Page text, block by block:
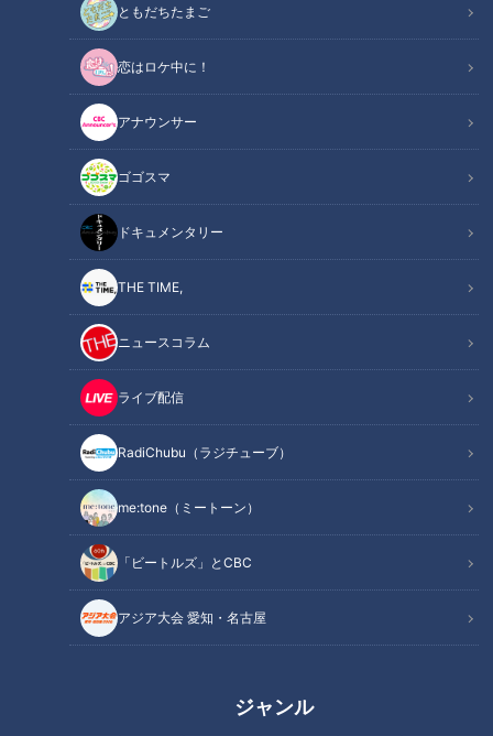
ともだちたまご
恋はロケ中に！
アナウンサー
ゴゴスマ
ドキュメンタリー
THE TIME,
ニュースコラム
ライブ配信
RadiChubu（ラジチューブ）
me:tone（ミートーン）
「ビートルズ」とCBC
アジア大会 愛知・名古屋
ジャンル
身近な健康問題とその改善法を、様々なテーマで紹介する番組
『健康カプセル！ゲンキの時間』。
メインMCに石丸幹二さん、サブMCは坂下千里子さんです。
ドクターは、レイクタウン整形外科病院 SOLIFAS足の外科セ
ンター センター長
医学博士 栃木祐樹先生です。
関連リンク
【動画】長時間のデスクワークによる腰痛を軽
減！髄核を正しい位置に戻す簡単ストレッチは
今回のテーマは「〜繰り返すねんざはキケン！？〜足首トラブ
ルの原因と対策」
誰もが一度は経験したことがある「ねんざ」。実は、ねんざを
した後に正しい処置をせず放置するのはとても危険なことだそ
うです。放置すると足首が不安定になり、全身のバランスが崩
れて肩こりや腰痛などに。最悪の場合、自律神経の乱れにつな
がり頭痛・不眠・動悸などの症状を引き起こす可能性もあるの
だとか。そこで今回は、全身の健康に重要な「足首」について
徹底調査。足首トラブルの原因や解決法について専門医に教え